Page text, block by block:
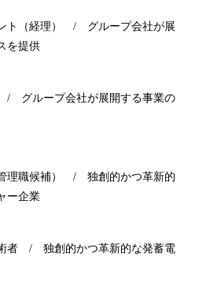
ト（経理） / グループ会社が展
を提供
/ グループ会社が展開する事業の
理職候補） / 独創的かつ革新的
ー企業
者 / 独創的かつ革新的な発蓄電